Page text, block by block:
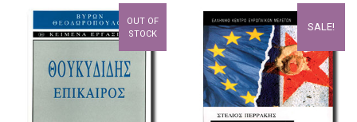
WAS:
28,00€.
IS:
22,40€.
OUT OF
STOCK
SALE!